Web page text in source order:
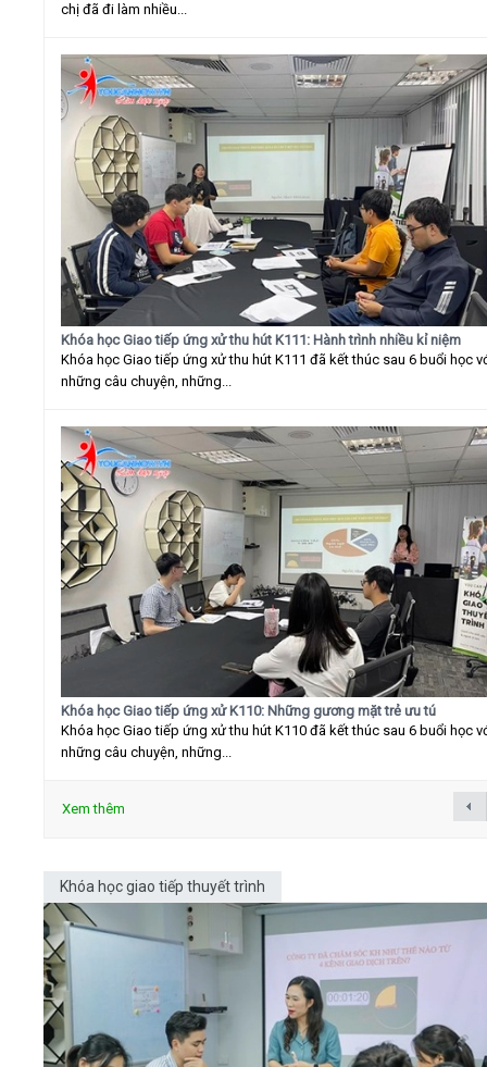
chị đã đi làm nhiều...
Khóa học Giao tiếp ứng xử thu hút K111: Hành trình nhiều kỉ niệm
Khóa học Giao tiếp ứng xử thu hút K111 đã kết thúc sau 6 buổi học
những câu chuyện, những...
Khóa học Giao tiếp ứng xử K110: Những gương mặt trẻ ưu tú
Khóa học Giao tiếp ứng xử thu hút K110 đã kết thúc sau 6 buổi học
những câu chuyện, những...
Xem thêm
Khóa học giao tiếp thuyết trình